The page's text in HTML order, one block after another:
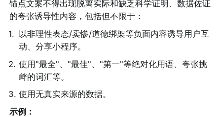
锚点文案不得出现脱离实际和缺乏科学证明、数据佐证
的夸张诱导性内容，包括但不限于：
1. 以非理性表态/卖惨/道德绑架等负面内容诱导用户互
动、分享小程序。
2. 使用"最全"、"最佳"、"第一"等绝对化用语、夸张挑
衅的词汇等。
3. 使用无真实来源的数据。
示例：